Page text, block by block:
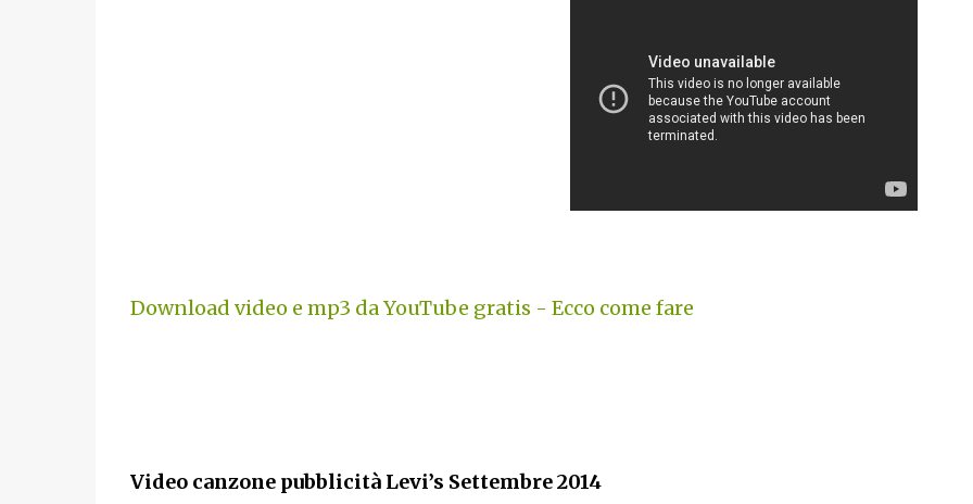
Download video e mp3 da YouTube gratis - Ecco come fare
Video canzone pubblicità Levi’s Settembre 2014